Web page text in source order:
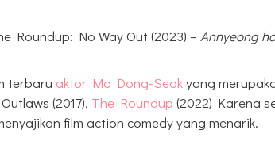
Roundup: No Way Out (2023) – Annyeong
terbaru aktor Ma Dong-Seokyang
(2017), The Roundup (2022) Karena
film action comedy yang menarik.